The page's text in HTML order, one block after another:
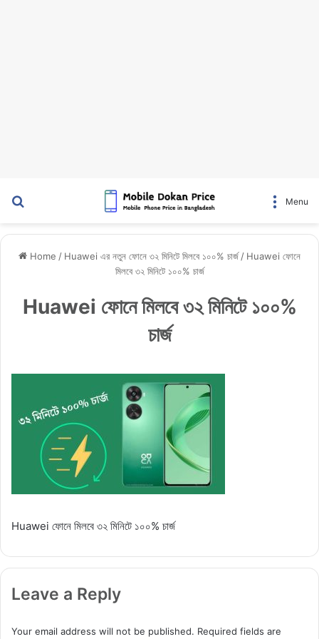
Menu
Home / Huawei এর নতুন ফোনে ৩২ মিনিটে মিলবে ১০০% চার্জ / Huawei ফোনে
মিলবে ৩২ মিনিটে ১০০% চার্জ
Huawei ফোনে মিলবে ৩২ মিনিটে ১০০%
চার্জ
Huawei ফোনে মিলবে ৩২ মিনিটে ১০০% চার্জ
Leave a Reply
Your email address will not be published. Required fields are